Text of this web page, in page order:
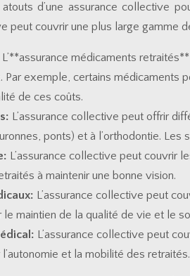
atouts d’une assurance collective
peut couvrir une plus large gamme
L’**assurance médicaments
Par exemple, certains médicaments
de ces coûts.
L’assurance collective peut offrir
ponts) et à l’orthodontie.
L’assurance collective peut couvrir
à maintenir une bonne vision.
L’assurance collective peut
le maintien de la qualité de vie et le
L’assurance collective peut
et la mobilité des retraités.